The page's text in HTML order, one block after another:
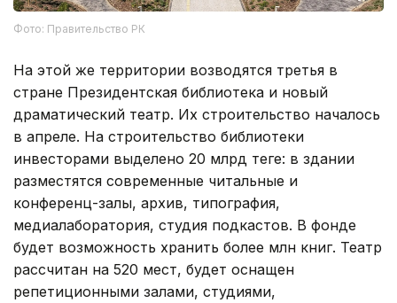
Фото: Правительство РК
На этой же территории возводятся третья в
стране Президентская библиотека и новый
драматический театр. Их строительство началось
в апреле. На строительство библиотеки
инвесторами выделено 20 млрд теңге: в здании
разместятся современные читальные и
конференц-залы, архив, типография,
медиалаборатория, студия подкастов. В фонде
будет возможность хранить более млн книг. Театр
рассчитан на 520 мест, будет оснащен
репетиционными залами, студиями,